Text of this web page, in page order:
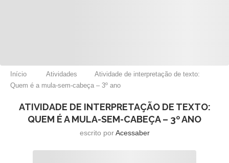
Início Atividades
Atividade de interpretação de texto:
Quem é a mula-sem-cabeça – 3º ano
ATIVIDADE DE INTERPRETAÇÃO DE TEXTO:
QUEM É A MULA-SEM-CABEÇA – 3º ANO
escrito porAcessaber